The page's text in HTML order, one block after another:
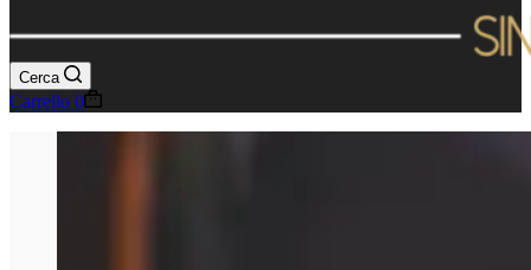
Cerca
Carrello 0